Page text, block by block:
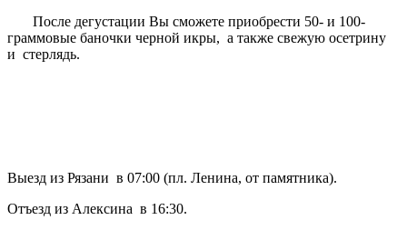
После дегустации Вы сможете приобрести 50- и 100-
граммовые баночки черной икры, а также свежую осетрину
и стерлядь.
Выезд из Рязани в 07:00 (пл. Ленина, от памятника).
Отъезд из Алексина в 16:30.